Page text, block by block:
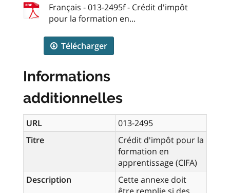
Français - 013-2495f - Crédit d'impôt
pour la formation en...
Télécharger
Informations
additionnelles
URL
013-2495
Titre
Crédit d'impôt pour la
formation en
apprentissage (CIFA)
Description
Cette annexe doit
être remplie si des